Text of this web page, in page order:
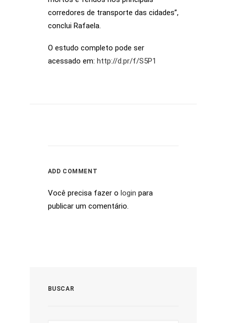
corredores de transporte das cidades”,
conclui Rafaela.
O estudo completo pode ser
acessado em: http://d.pr/f/S5P1
ADD COMMENT
Você precisa fazer o login para
publicar um comentário.
BUSCAR